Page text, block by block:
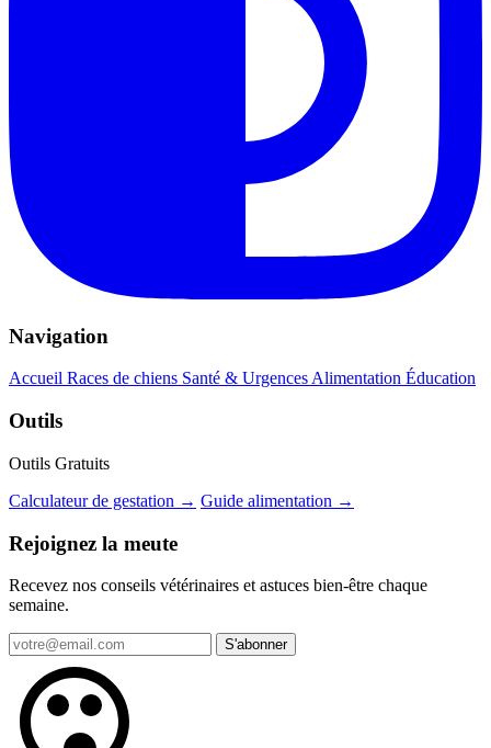
Navigation
Accueil Races de chiens Santé & Urgences Alimentation Éducation
Outils
Outils Gratuits
Calculateur de gestation → Guide alimentation →
Rejoignez la meute
Recevez nos conseils vétérinaires et astuces bien-être chaque
semaine.
S'abonner